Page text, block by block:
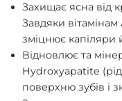
Захищає ясна від
Завдяки
зміцнює капіляри
Відновлює та
Hydroxyapatite
поверхню зубів і